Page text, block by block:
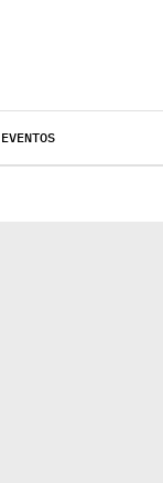
EVENTOS